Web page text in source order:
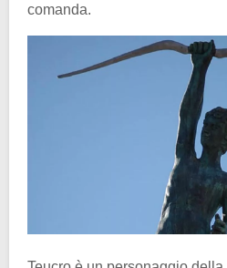
comanda.